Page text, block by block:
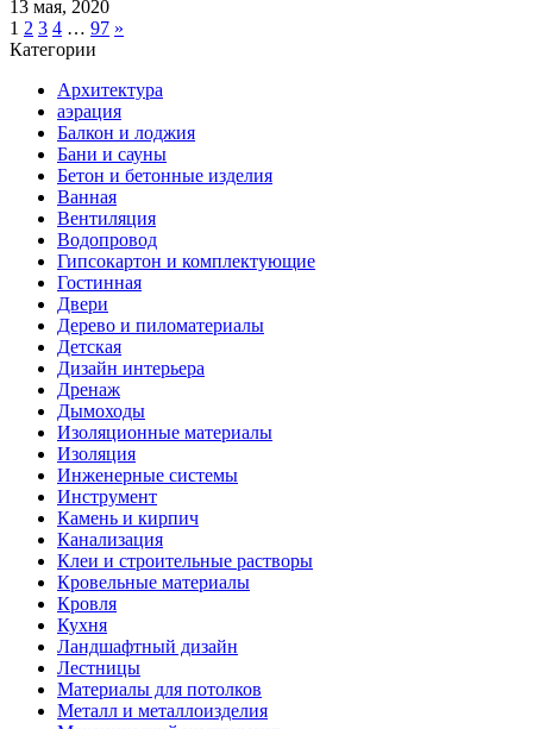
13 мая, 2020
1 2 3 4 … 97 »
Категории
Архитектура
аэрация
Балкон и лоджия
Бани и сауны
Бетон и бетонные изделия
Ванная
Вентиляция
Водопровод
Гипсокартон и комплектующие
Гостинная
Двери
Дерево и пиломатериалы
Детская
Дизайн интерьера
Дренаж
Дымоходы
Изоляционные материалы
Изоляция
Инженерные системы
Инструмент
Камень и кирпич
Канализация
Клеи и строительные растворы
Кровельные материалы
Кровля
Кухня
Ландшафтный дизайн
Лестницы
Материалы для потолков
Металл и металлоизделия